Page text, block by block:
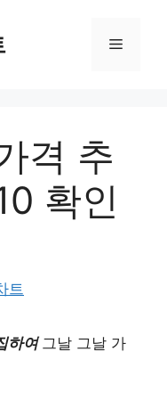
메
격 추
확인
트
하여 그날 그날 가